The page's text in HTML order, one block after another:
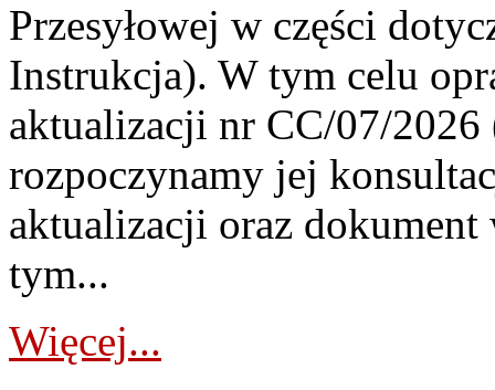
Przesyłowej w części
Instrukcja). W tym celu
aktualizacji nr CC/07/
rozpoczynamy jej
aktualizacji oraz
tym...
Więcej...